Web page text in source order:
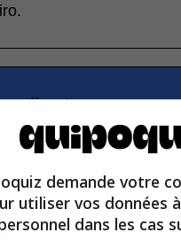
to our
address
demande votre
utiliser vos données
dans les cas